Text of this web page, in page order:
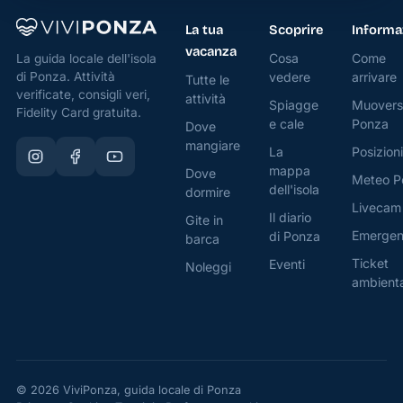
La guida locale dell'isola
di Ponza. Attività
verificate, consigli veri,
Fidelity Card gratuita.
La tua
vacanza
Tutte le
attività
Dove
mangiare
Dove
dormire
Gite in
barca
Noleggi
Scoprire
Cosa
vedere
Spiagge
e cale
La
mappa
dell'isola
Il diario
di Ponza
Eventi
Come
arrivare
Ponza
Meteo
Livecam
Ticket
© 2026 ViviPonza, guida locale di Ponza